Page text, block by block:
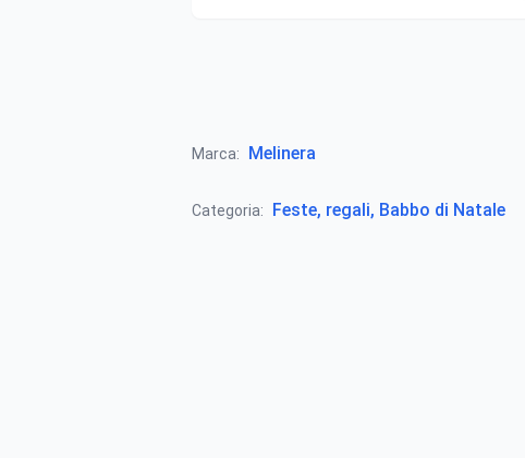
Marca: Melinera
Categoria: Feste, regali, Babbo di Natale